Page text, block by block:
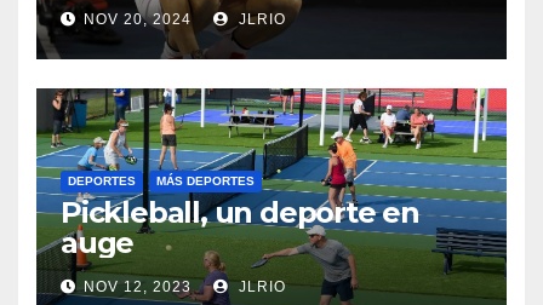
NOV 20, 2024 JLRIO
DEPORTES MÁS DEPORTES
Pickleball, un deporte en
auge
NOV 12, 2023 JLRIO